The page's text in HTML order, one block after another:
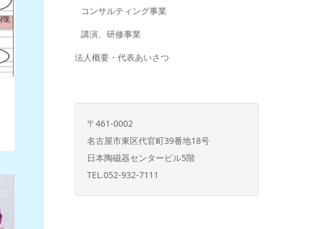
コンサルティング事業
講演、研修事業
法人概要・代表あいさつ
〒461-0002
名古屋市東区代官町39番地18号
日本陶磁器センタービル5階
TEL.052-932-7111